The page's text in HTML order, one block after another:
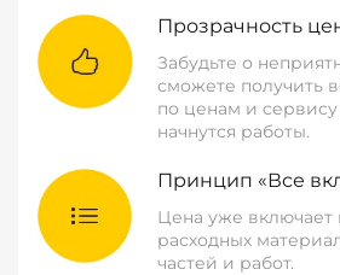
Прозрачность
Забудьте о
сможете получить
по ценам и
начнутся работы.
Принцип «Все
Цена уже включает
расходных
частей и работ.